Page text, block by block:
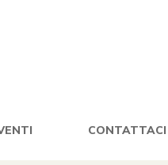
CONTATTACI